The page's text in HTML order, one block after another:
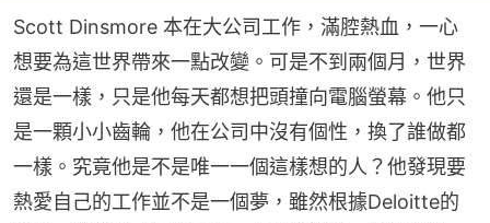
Scott Dinsmore 本在大公司工作，滿腔熱血，一心
想要為這世界帶來一點改變。可是不到兩個月，世界
還是一樣，只是他每天都想把頭撞向電腦螢幕。他只
是一顆小小齒輪，他在公司中沒有個性，換了誰做都
一樣。究竟他是不是唯一一個這樣想的人？他發現要
熱愛自己的工作並不是一個夢，雖然根據Deloitte的